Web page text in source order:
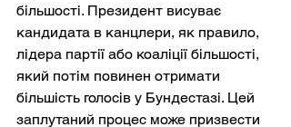
більшості. Президент висуває
кандидата в канцлери, як правило,
лідера партії або коаліції більшості,
який потім повинен отримати
більшість голосів у Бундестазі. Цей
заплутаний процес може призвести